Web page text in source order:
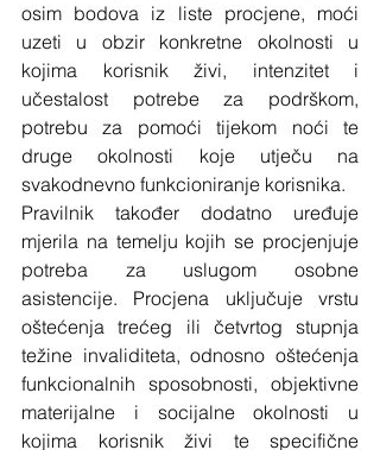
osim bodova iz liste procjene, moći
uzeti u obzir konkretne okolnosti u
kojima korisnik živi, intenzitet i
učestalost potrebe za podrškom,
potrebu za pomoći tijekom noći te
druge okolnosti koje utječu na
svakodnevno funkcioniranje korisnika.
Pravilnik također dodatno uređuje
mjerila na temelju kojih se procjenjuje
potreba za uslugom osobne
asistencije. Procjena uključuje vrstu
oštećenja trećeg ili četvrtog stupnja
težine invaliditeta, odnosno oštećenja
funkcionalnih sposobnosti, objektivne
materijalne i socijalne okolnosti u
kojima korisnik živi te specifične